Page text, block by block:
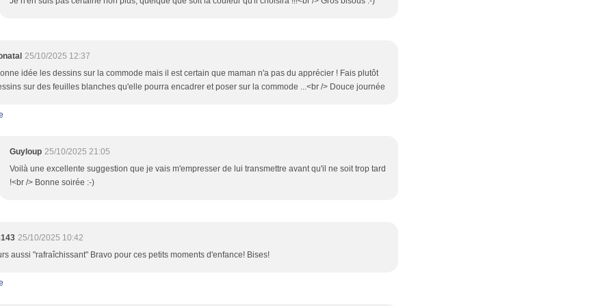
25/10/2025 12:37
idée les dessins sur la commode mais il est certain que maman n'a pas du apprécier ! Fais plutôt
sur des feuilles blanches qu'elle pourra encadrer et poser sur la commode ...<br /> Douce journée
Guyloup 25/10/2025 21:05
Voilà une excellente suggestion que je vais m'empresser de lui transmettre avant qu'il ne soit trop tard
!<br /> Bonne soirée :-)
25/10/2025 10:42
aussi "rafraîchissant" Bravo pour ces petits moments d'enfance! Bises!